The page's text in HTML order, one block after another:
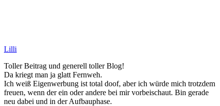
Lilli
Toller Beitrag und generell toller Blog!
Da kriegt man ja glatt Fernweh.
Ich weiß Eigenwerbung ist total doof, aber ich würde mich trotzdem
freuen, wenn der ein oder andere bei mir vorbeischaut. Bin gerade
neu dabei und in der Aufbauphase.